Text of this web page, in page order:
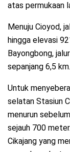
atas permukaan
Menuju Cioyod,
hingga elevasi
Bayongbong,
sepanjang 6,5 km.
Untuk
selatan Stasiun
menurun
sejauh 700
Cikajang yang